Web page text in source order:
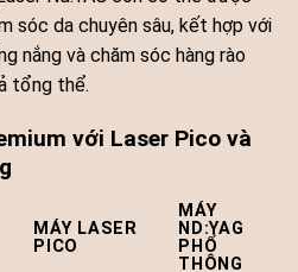
sóc da chuyên sâu, kết hợp với
nắng và chăm sóc hàng rào
tổng thể.
với Laser Pico và
MÁY LASER
PICO
MÁY
ND:YAG
PHỔ
THÔNG